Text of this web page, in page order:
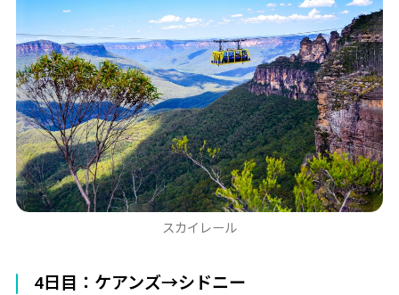
スカイレール
4日目：ケアンズ→シドニー